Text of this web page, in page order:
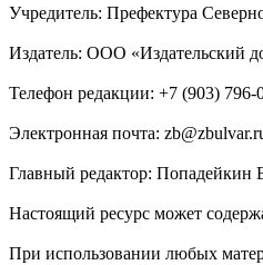
Учредитель: Префектура
Издатель: ООО «Издательский
Телефон редакции: +7 (903) 796-
Электронная почта:
Главный редактор: Попадейкин
Настоящий ресурс может
При использовании любых